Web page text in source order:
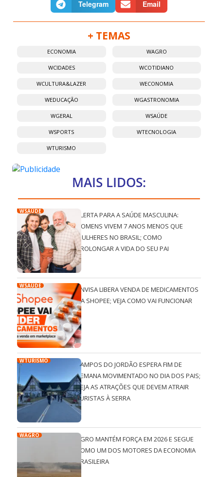
Telegram Email
+ TEMAS
ECONOMIA WAGRO
WCIDADES WCOTIDIANO
WCULTURA&LAZER WECONOMIA
WEDUCAÇÃO WGASTRONOMIA
WGERAL WSAÚDE
WSPORTS WTECNOLOGIA
WTURISMO
MAIS LIDOS:
WSAÚDE
ALERTA PARA A SAÚDE MASCULINA:
HOMENS VIVEM 7 ANOS MENOS QUE
MULHERES NO BRASIL; COMO
PROLONGAR A VIDA DO SEU PAI
WSAÚDE
ANVISA LIBERA VENDA DE MEDICAMENTOS
NA SHOPEE; VEJA COMO VAI FUNCIONAR
WTURISMO
CAMPOS DO JORDÃO ESPERA FIM DE
SEMANA MOVIMENTADO NO DIA DOS PAIS;
VEJA AS ATRAÇÕES QUE DEVEM ATRAIR
TURISTAS À SERRA
WAGRO
AGRO MANTÉM FORÇA EM 2026 E SEGUE
COMO UM DOS MOTORES DA ECONOMIA
BRASILEIRA